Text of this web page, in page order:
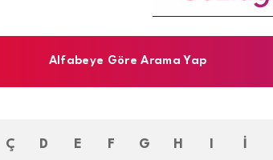
Alfabeye Göre Arama Yap
Ç D E F G H